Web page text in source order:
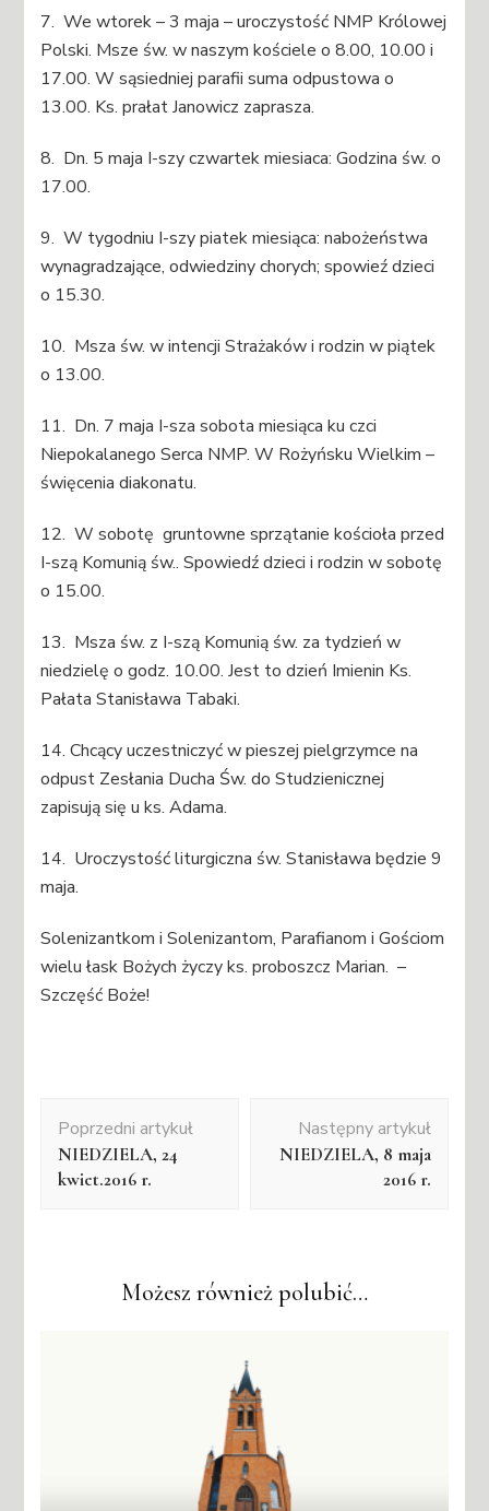
7. We wtorek – 3 maja – uroczystość NMP Królowej
Polski. Msze św. w naszym kościele o 8.00, 10.00 i
17.00. W sąsiedniej parafii suma odpustowa o
13.00. Ks. prałat Janowicz zaprasza.
8. Dn. 5 maja I-szy czwartek miesiaca: Godzina św. o
17.00.
9. W tygodniu I-szy piatek miesiąca: nabożeństwa
wynagradzające, odwiedziny chorych; spowieź dzieci
o 15.30.
10. Msza św. w intencji Strażaków i rodzin w piątek
o 13.00.
11. Dn. 7 maja I-sza sobota miesiąca ku czci
Niepokalanego Serca NMP. W Rożyńsku Wielkim –
święcenia diakonatu.
12. W sobotę gruntowne sprzątanie kościoła przed
I-szą Komunią św.. Spowiedź dzieci i rodzin w sobotę
o 15.00.
13. Msza św. z I-szą Komunią św. za tydzień w
niedzielę o godz. 10.00. Jest to dzień Imienin Ks.
Pałata Stanisława Tabaki.
14. Chcący uczestniczyć w pieszej pielgrzymce na
odpust Zesłania Ducha Św. do Studzienicznej
zapisują się u ks. Adama.
14. Uroczystość liturgiczna św. Stanisława będzie 9
maja.
Solenizantkom i Solenizantom, Parafianom i Gościom
wielu łask Bożych życzy ks. proboszcz Marian. –
Szczęść Boże!
wpisu
Poprzedni artykuł
NIEDZIELA, 24
kwiet.2016 r.
Następny artykuł
NIEDZIELA, 8 maja
2016 r.
Możesz również polubić…